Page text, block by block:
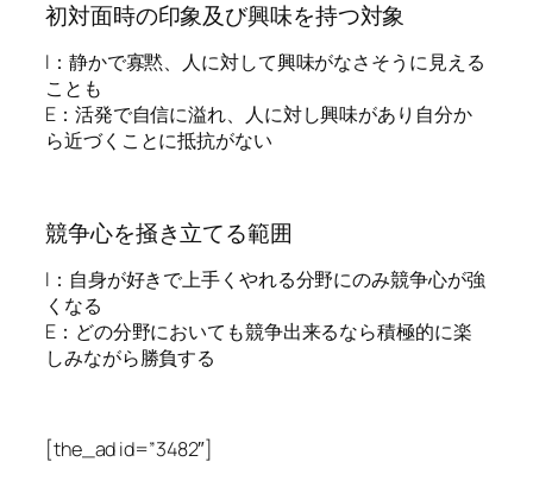
初対面時の印象及び興味を持つ対象
I：静かで寡黙、人に対して興味がなさそうに見える
ことも
E：活発で自信に溢れ、人に対し興味があり自分か
ら近づくことに抵抗がない
競争心を掻き立てる範囲
I：自身が好きで上手くやれる分野にのみ競争心が強
くなる
E：どの分野においても競争出来るなら積極的に楽
しみながら勝負する
[the_ad id=”3482″]